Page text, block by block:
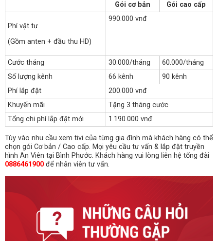
Gói cơ bản Gói cao cấp
Phí vật tư
(Gồm anten + đầu thu HD)
990.000 vnđ
Cước tháng 30.000/tháng
60.000/tháng
Số lượng kênh
66 kênh
90 kênh
Phí lắp đặt
200.000 vnđ
Khuyến mãi
Tặng 3 tháng cước
Tổng chi phí lắp đặt mới
1.190.000 vnđ
Tùy vào nhu cầu xem tivi của từng gia đình mà khách hàng có thể
chọn gói Cơ bản / Cao cấp. Mọi yêu cầu tư vấn & lắp đặt truyền
hình An Viên tại Bình Phước. Khách hàng vui lòng liên hệ tổng đài
0886461900 để nhân viên tư vấn.